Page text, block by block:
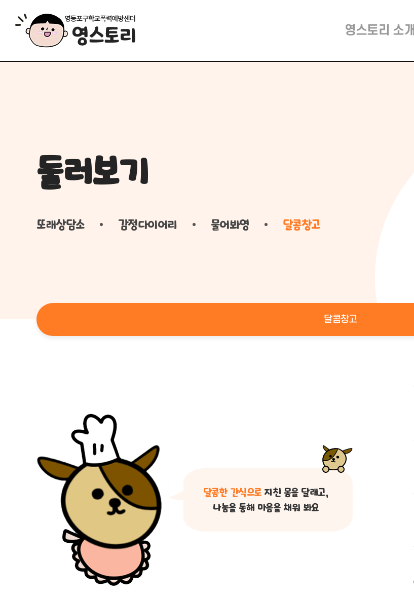
영스토리 소개
둘러보기
또래상담소 감정다이어리 물어봐영 달콤창고
달콤창고
달콤한 간식으로지친 몸을 달래고,
나눔을 통해 마음을 채워 봐요